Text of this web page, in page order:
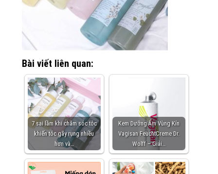
Bài viết liên quan:
7 sai lầm khi chăm sóc tóc
khiến tóc gãy rụng nhiều
hơn và…
Kem Dưỡng Ẩm Vùng Kín
Vagisan FeuchtCreme Dr.
Wolff – Giải…